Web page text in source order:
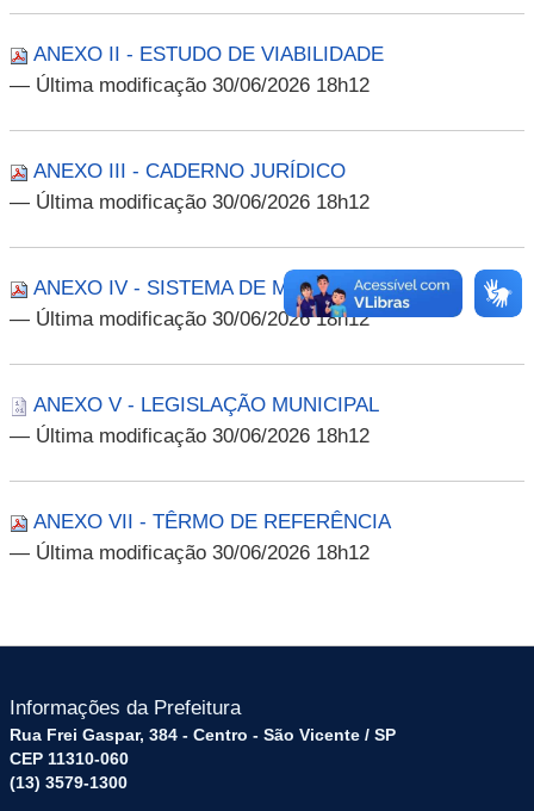
ANEXO II - ESTUDO DE VIABILIDADE
— Última modificação 30/06/2026 18h12
ANEXO III - CADERNO JURÍDICO
— Última modificação 30/06/2026 18h12
ANEXO IV - SISTEMA DE MENSURAÇÃO
— Última modificação 30/06/2026 18h12
ANEXO V - LEGISLAÇÃO MUNICIPAL
— Última modificação 30/06/2026 18h12
ANEXO VII - TÊRMO DE REFERÊNCIA
— Última modificação 30/06/2026 18h12
Informações da Prefeitura
Rua Frei Gaspar, 384 - Centro - São Vicente / SP
CEP 11310-060
(13) 3579-1300